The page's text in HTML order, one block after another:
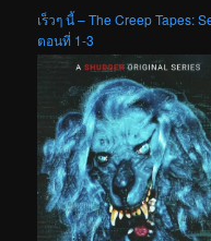
เร็วๆ นี้ – The Creep Tapes:
ตอนที่ 1-3